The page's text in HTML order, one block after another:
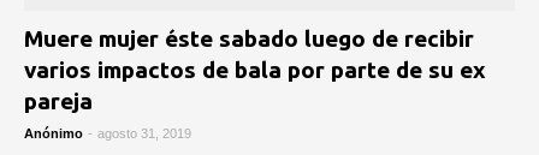
Muere mujer éste sabado luego de recibir
varios impactos de bala por parte de su ex
pareja
Anónimo - agosto 31, 2019